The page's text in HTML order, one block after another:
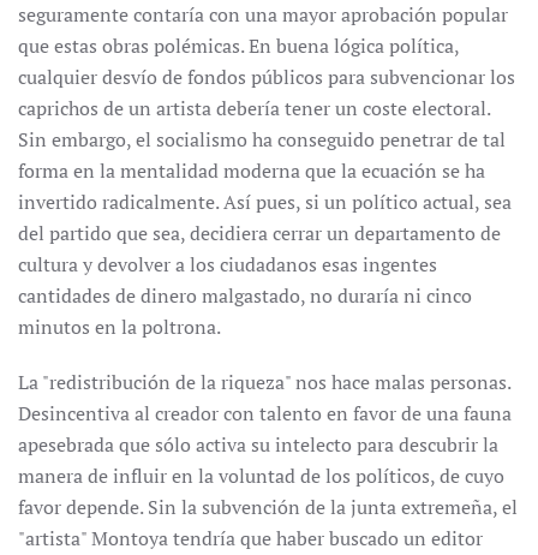
seguramente contaría con una mayor aprobación popular
que estas obras polémicas. En buena lógica política,
cualquier desvío de fondos públicos para subvencionar los
caprichos de un artista debería tener un coste electoral.
Sin embargo, el socialismo ha conseguido penetrar de tal
forma en la mentalidad moderna que la ecuación se ha
invertido radicalmente. Así pues, si un político actual, sea
del partido que sea, decidiera cerrar un departamento de
cultura y devolver a los ciudadanos esas ingentes
cantidades de dinero malgastado, no duraría ni cinco
minutos en la poltrona.
La "redistribución de la riqueza" nos hace malas personas.
Desincentiva al creador con talento en favor de una fauna
apesebrada que sólo activa su intelecto para descubrir la
manera de influir en la voluntad de los políticos, de cuyo
favor depende. Sin la subvención de la junta extremeña, el
"artista" Montoya tendría que haber buscado un editor